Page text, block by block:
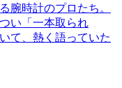
腕時計のプロたち。
い「一本取られ
て、熱く語っていた